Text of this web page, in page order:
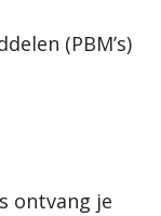
(PBM’s)
ontvang je